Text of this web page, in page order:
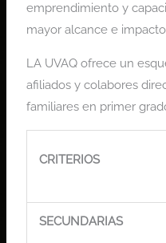
emprendimiento y
mayor alcance e
LA UVAQ ofrece un
afiliados y colabores
familiares en primer
CRITERIOS
SECUNDARIAS